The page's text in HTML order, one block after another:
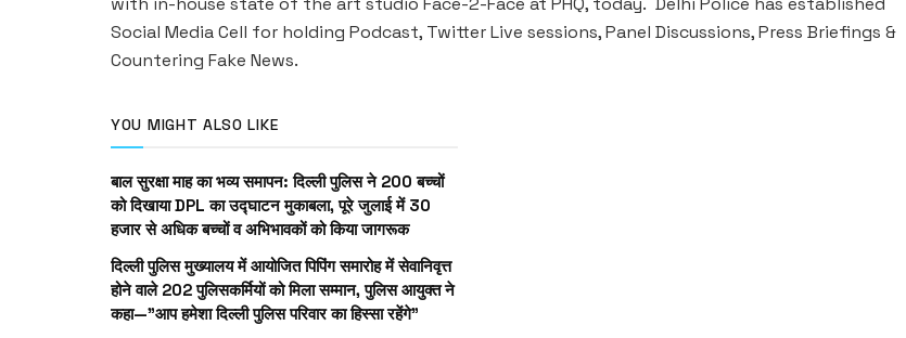
Social Media Cell for holding Podcast, Twitter Live sessions, Panel Discussions, Press Briefings &
Countering Fake News.
YOU MIGHT ALSO LIKE
बाल सुरक्षा माह का भव्य समापन: दिल्ली पुलिस ने 200 बच्चों
को दिखाया DPL का उद्घाटन मुकाबला, पूरे जुलाई में 30
हजार से अधिक बच्चों व अभिभावकों को किया जागरूक
दिल्ली पुलिस मुख्यालय में आयोजित पिपिंग समारोह में सेवानिवृत्त
होने वाले 202 पुलिसकर्मियों को मिला सम्मान, पुलिस आयुक्त ने
कहा—”आप हमेशा दिल्ली पुलिस परिवार का हिस्सा रहेंगे”